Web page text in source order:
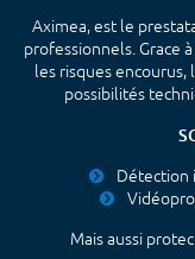
Aximea, est le
professionnels. Grace
les risques
possibilités
Détection
Mais aussi